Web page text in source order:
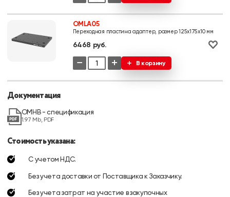
OMLA05
Переходная пластина адаптер, размер 125х175х10 мм
6468 руб.
− + В корзину
Документация
OMHB - спецификация
1.97 Mb, PDF
Стоимость указана:
С учетом НДС.
Без учета доставки от Поставщика к Заказчику.
Без учета затрат на участие в закупочных